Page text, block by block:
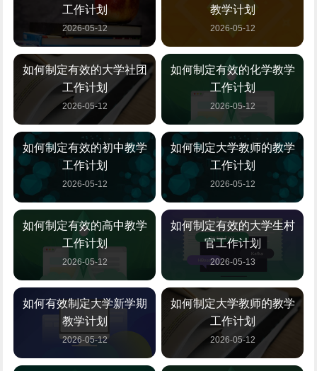
工作计划
2026-05-12
教学计划
2026-05-12
如何制定有效的大学社团
工作计划
2026-05-12
如何制定有效的化学教学
工作计划
2026-05-12
如何制定有效的初中教学
工作计划
2026-05-12
如何制定大学教师的教学
工作计划
2026-05-12
如何制定有效的高中教学
工作计划
2026-05-12
如何制定有效的大学生村
官工作计划
2026-05-13
如何有效制定大学新学期
教学计划
2026-05-12
如何制定大学教师的教学
工作计划
2026-05-12